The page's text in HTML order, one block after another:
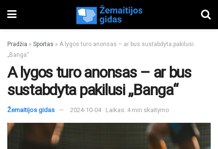
Pradžia » Sportas » A lygos turo anonsas – ar bus sustabdyta pakilusi
„Banga“
A lygos turo anonsas – ar bus
sustabdyta pakilusi „Banga“
Žemaitijos gidas 2024-10-04 Laikas: 4 min skaitymo